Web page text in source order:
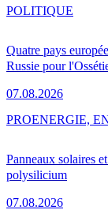
Quatre pays
Russie pour
07.08.2026
POLITIQUE
Panneaux solaires
polysilicium
07.08.2026
PROENERGIE,